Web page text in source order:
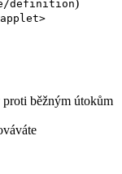
definition)
proti běžným útokům